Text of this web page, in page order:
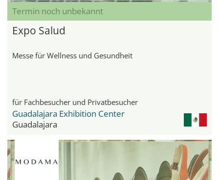
Termin noch unbekannt
Expo Salud
Messe für Wellness und Gesundheit
für Fachbesucher und Privatbesucher
Guadalajara Exhibition Center
Guadalajara